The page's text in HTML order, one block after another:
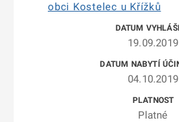
obci Kostelec u Křížků
19.09.2019
04.10.2019
Platné